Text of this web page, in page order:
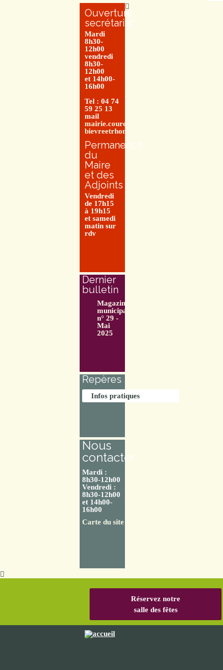
Ouverture
secrétariat
Mardi
8h30-
12h00
vendredi
8h30-
12h00
et 14h00-
16h00
Tel : 04 74
59 25 13
mail
mairie.couretbuis@entre-
bievreetrhone.fr
Permanence
du
Maire
et des
Adjoints
Vendredi
de 17h15
à 19h15
et samedi
matin sur
rdv
Dernier
bulletin
Magazine
municipal
n° 29 -
Mai
2025
Repères
Infos pratiques
Nous
contacter
Mardi :
8h30-12h00
Vendredi :
8h30-12h00
et 14h00-
16h00
Carte du site
Réservez notre
salle des fêtes